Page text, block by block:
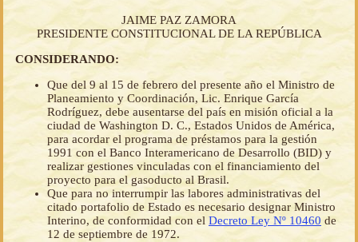
JAIME PAZ ZAMORA
PRESIDENTE CONSTITUCIONAL DE LA REPÚBLICA
CONSIDERANDO:
Que del 9 al 15 de febrero del presente año el Ministro de
Planeamiento y Coordinación, Lic. Enrique García
Rodríguez, debe ausentarse del país en misión oficial a la
ciudad de Washington D. C., Estados Unidos de América,
para acordar el programa de préstamos para la gestión
1991 con el Banco Interamericano de Desarrollo (BID) y
realizar gestiones vinculadas con el financiamiento del
proyecto para el gasoducto al Brasil.
Que para no interrumpir las labores administrativas del
citado portafolio de Estado es necesario designar Ministro
Interino, de conformidad con el Decreto Ley Nº 10460 de
12 de septiembre de 1972.